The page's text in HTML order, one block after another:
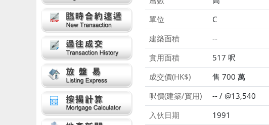
單位
C
建築面積
--
實用面積
517 呎
成交價(HK$)
售 700 萬
呎價(建築/實用)
-- / @13,540
入伙日期
1991